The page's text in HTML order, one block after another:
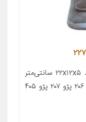
معرفی محصول جزئیات محصول ابعاد ۲۲x۱۲x۵ سانتی‌متر
جنس ویسکوز مناسب برای خودرو پژو ۲۰۶ پژو ۲۰۷ پژو ۴۰۵